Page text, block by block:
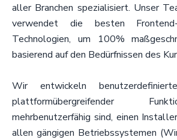
aller Branchen spezialisiert. Unser
verwendet die besten
Technologien, um 100%
basierend auf den Bedürfnissen des
Wir entwickeln
plattformübergreifender
mehrbenutzerfähig sind, einen
allen gängigen Betriebssystemen